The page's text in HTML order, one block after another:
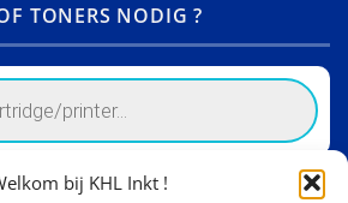
bij KHL Inkt !
TONERS NODIG ?